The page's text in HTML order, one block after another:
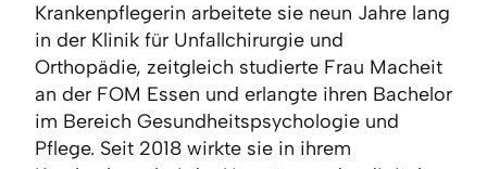
Krankenpflegerin arbeitete sie neun Jahre lang
in der Klinik für Unfallchirurgie und
Orthopädie, zeitgleich studierte Frau Macheit
an der FOM Essen und erlangte ihren Bachelor
im Bereich Gesundheitspsychologie und
Pflege. Seit 2018 wirkte sie in ihrem